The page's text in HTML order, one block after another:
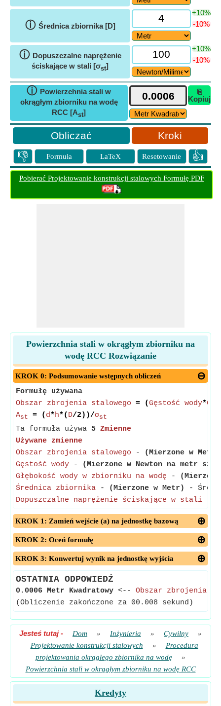
ⓘ Średnica zbiornika [D]
+10%
-10%
ⓘ Dopuszczalne naprężenie
ściskające w stali [σst]
+10%
-10%
ⓘ Powierzchnia stali w
okrągłym zbiorniku na wodę
RCC [Ast]
⎘
Kopiuj
Kroki
👎 Formuła LaTeX Resetowanie 👍
Pobierać Projektowanie konstrukcji stalowych Formułę PDF
Powierzchnia stali w okrągłym zbiorniku na
wodę RCC Rozwiązanie
KROK 0: Podsumowanie wstępnych obliczeń
Formułę używana
Obszar zbrojenia stalowego = (Gęstość wody*
Ast = ( d*h*( D/2))/σst
Ta formuła używa 5 Zmienne
Używane zmienne
Obszar zbrojenia stalowego -
(Mierzone w Metr
Gęstość wody -
(Mierzone w Newton na metr
Głębokość wody w zbiorniku na wodę -
Średnica zbiornika - (Mierzone w Metr)
-
Dopuszczalne naprężenie ściskające w stali
KROK 1: Zamień wejście (a) na jednostkę bazową
KROK 2: Oceń formułę
KROK 3: Konwertuj wynik na jednostkę wyjścia
OSTATNIA ODPOWIEDŹ
0.0006 Metr Kwadratowy <-- Obszar zbrojenia
(Obliczenie zakończone za 00.008 sekund)
Jesteś tutaj- Dom » Inżynieria » Cywilny
»
Projektowanie konstrukcji stalowych
»
Procedura
projektowania okrągłego zbiornika na wodę
»
Powierzchnia stali w okrągłym zbiorniku na wodę RCC
Kredyty